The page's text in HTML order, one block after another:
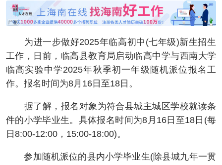
教育 健康 房产
生活 演出 活动
展会 走读海南 周末去哪儿
为进一步做好2025年临高初中(七年级)新生招生
工作，日前，临高县教育局启动临高中学与西南大学
临高实验中学2025年秋季初一年级随机派位报名工
作。报名时间为8月16日至18日。
据了解，报名对象为符合县城主城区学校就读条
件的小学毕业生。具体报名时间为8月16日至18日(每
日8:00-12:00，15:00-18:00)。
参加随机派位的县内小学毕业生(除县城九年一贯